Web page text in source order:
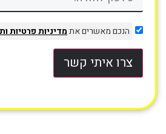
הנכם מאשרים אתמדיניות פרטיות
צרו איתי קשר